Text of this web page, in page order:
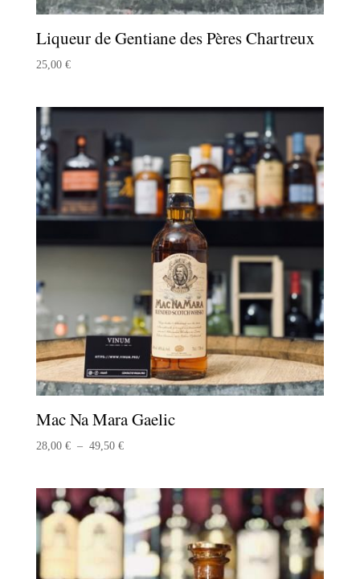
Liqueur de Gentiane des Pères Chartreux
25,00 €
Mac Na Mara Gaelic
28,00 € – 49,50 €Plage
28,00 €
à
49,50 €